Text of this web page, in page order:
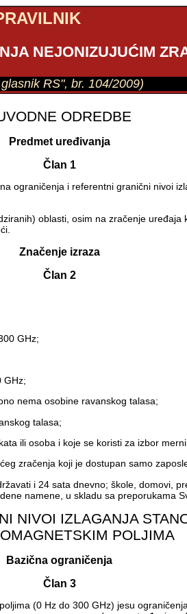
NEJONIZUJUĆIM
RS", br. 104/2009)
ODREDBE
Predmet uređivanja
Član 1
ograničenja i referentni granični nivoi
oblasti, osim na zračenje
Značenje izraza
Član 2
GHz;
GHz;
nema osobine ravanskog talasa;
talasa;
ili osoba i koje se koristi za izbor
zračenja koji je dostupan samo
i 24 sata dnevno; škole, domovi,
namene, u skladu sa preporukama
NIVOI IZLAGANJA
POLJIMA
Bazična ograničenja
Član 3
(0 Hz do 300 GHz) jesu